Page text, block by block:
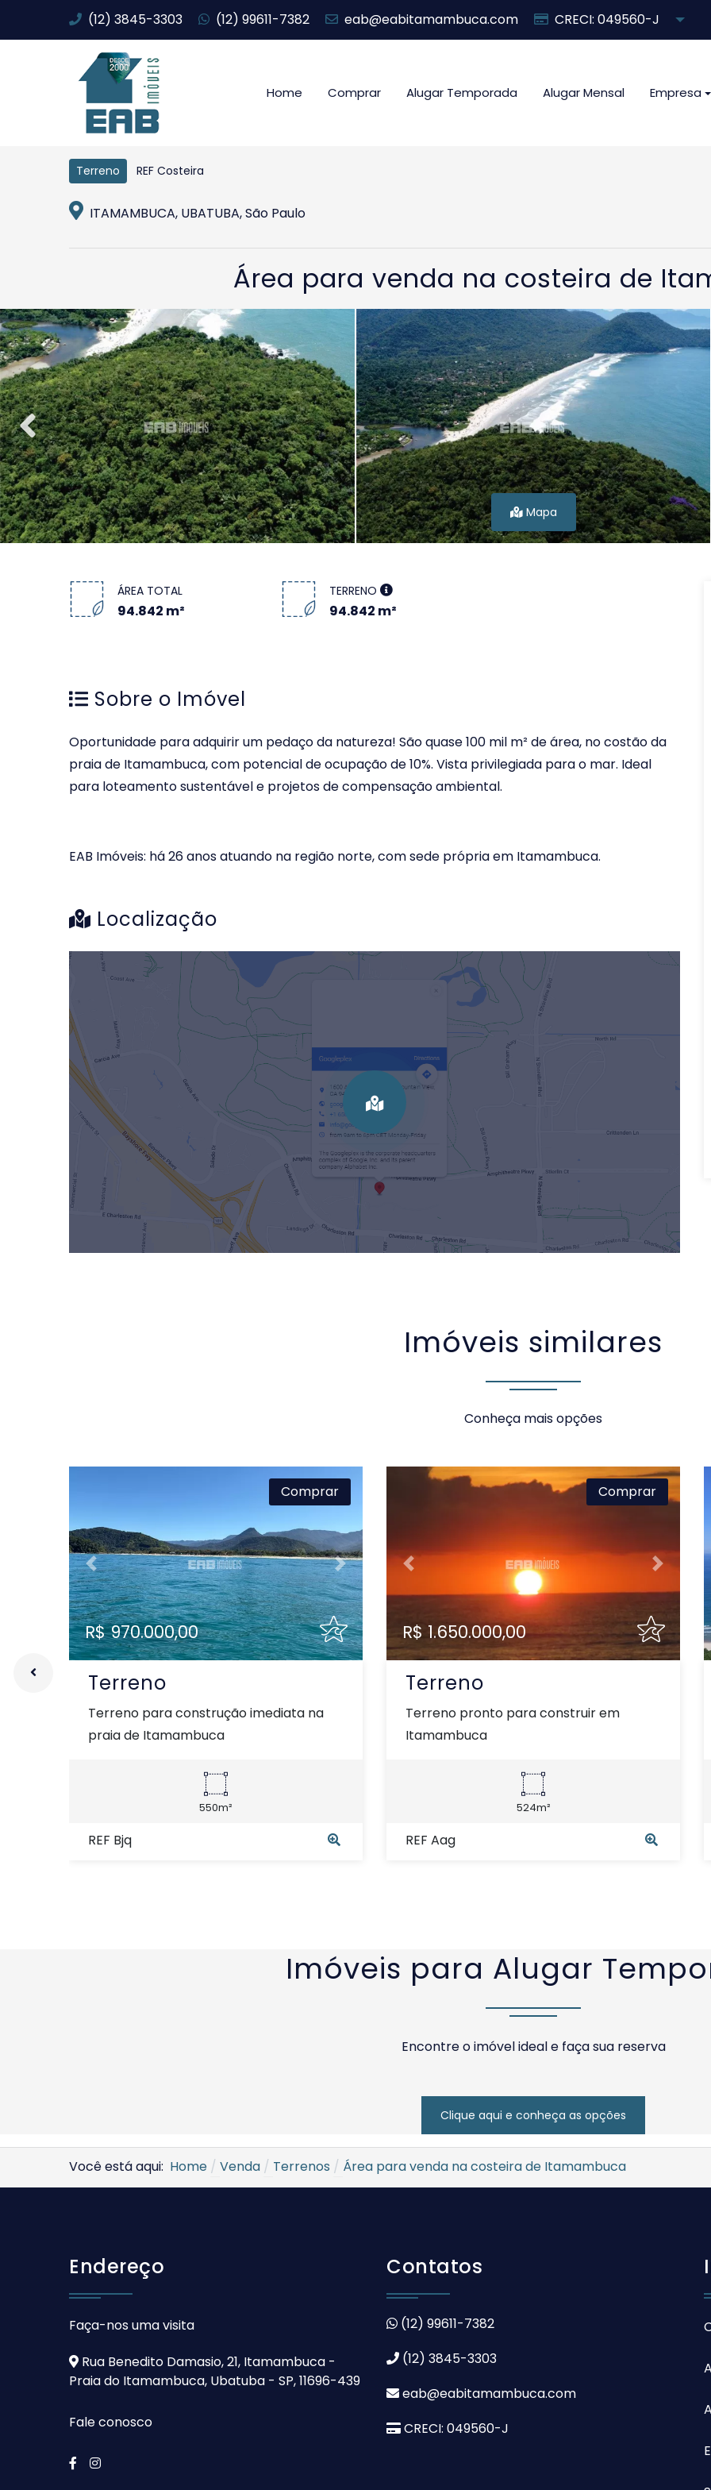
(12) 3845-3303 (12) 99611-7382 eab@eabitamambuca.com CRECI: 049560-J
Home Comprar Alugar Temporada Alugar Mensal Empresa
Terreno REF Costeira
ITAMAMBUCA, UBATUBA, São Paulo
Área para venda na costeira de
Mapa
ÁREA TOTAL
94.842 m²
TERRENO
94.842 m²
Sobre o Imóvel
Oportunidade para adquirir um pedaço da natureza! São quase 100 mil m² de área, no costão da
praia de Itamambuca, com potencial de ocupação de 10%. Vista privilegiada para o mar. Ideal
para loteamento sustentável e projetos de compensação ambiental.
EAB Imóveis: há 26 anos atuando na região norte, com sede própria em Itamambuca.
Localização
Imóveis similares
Conheça mais opções
Previous Next
Comprar
R$ 970.000,00
Terreno
Terreno para construção imediata na
praia de Itamambuca
550m²
REF Bjq
Previous Next
Comprar
R$ 1.650.000,00
Terreno
Terreno pronto para construir em
Itamambuca
524m²
REF Aag
Imóveis para Alugar
Encontre o imóvel ideal e faça sua reserva
Clique aqui e conheça as opções
Você está aqui: Home Venda Terrenos Área para venda na costeira de Itamambuca
Endereço
Faça-nos uma visita
Rua Benedito Damasio, 21, Itamambuca -
Praia do Itamambuca, Ubatuba - SP, 11696-439
Fale conosco
Contatos
(12) 99611-7382
(12) 3845-3303
eab@eabitamambuca.com
CRECI: 049560-J